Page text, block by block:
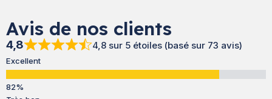
Avis de nos clients
4,8 4,8 sur 5 étoiles (basé sur 73 avis)
Excellent